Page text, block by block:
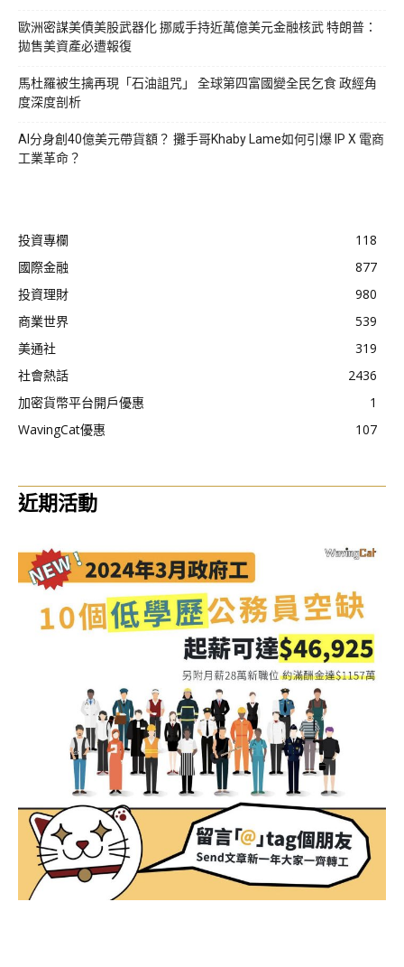
歐洲密謀美債美股武器化 挪威手持近萬億美元金融核武 特朗普：
拋售美資產必遭報復
馬杜羅被生擒再現「石油詛咒」 全球第四富國變全民乞食 政經角
度深度剖析
AI分身創40億美元帶貨額？ 攤手哥Khaby Lame如何引爆 IP X 電商
工業革命？
投資專欄
118
國際金融
877
投資理財
980
商業世界
539
美通社
319
社會熱話
2436
加密貨幣平台開戶優惠
1
WavingCat優惠
107
近期活動